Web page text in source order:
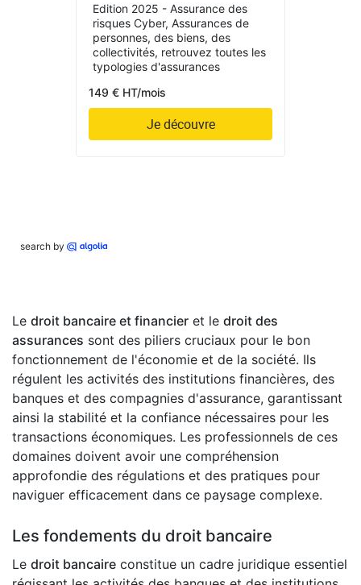
Edition 2025 - Assurance des
risques Cyber, Assurances de
personnes, des biens, des
collectivités, retrouvez toutes les
typologies d'assurances
149 € HT/mois
Je découvre
search by
Le droit bancaire et financier et le droit des
assurances sont des piliers cruciaux pour le bon
fonctionnement de l'économie et de la société. Ils
régulent les activités des institutions financières, des
banques et des compagnies d'assurance, garantissant
ainsi la stabilité et la confiance nécessaires pour les
transactions économiques. Les professionnels de ces
domaines doivent avoir une compréhension
approfondie des régulations et des pratiques pour
naviguer efficacement dans ce paysage complexe.
Les fondements du droit bancaire
Le droit bancaire constitue un cadre juridique essentiel